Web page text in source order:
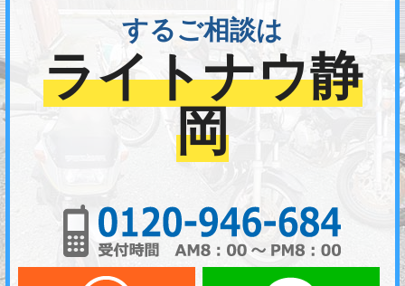
するご相談は
ライトナウ静
岡
メールでお問い合わせ